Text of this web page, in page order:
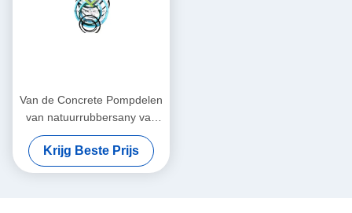
Van de Concrete Pompdelen
van natuurrubbersany van
de het Wapencilinder
Standaard de
Verbindingsuitrusting
Krijg Beste Prijs